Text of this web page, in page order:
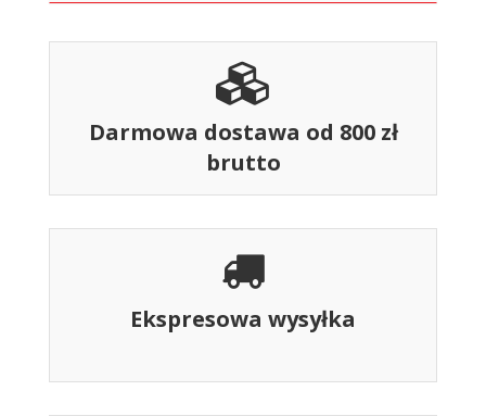
Darmowa dostawa od 800 zł
brutto
Ekspresowa wysyłka